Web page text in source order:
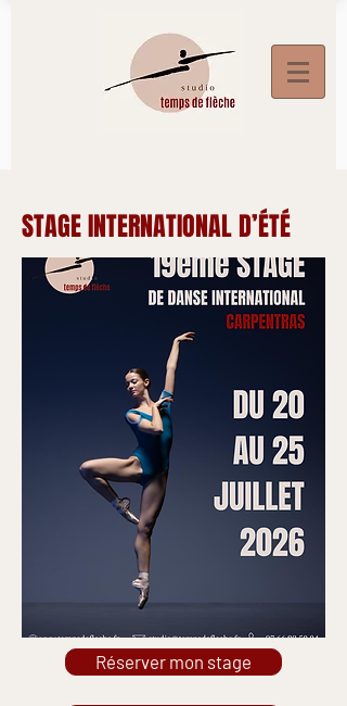
STAGE INTERNATIONAL D’ÉTÉ
Réserver mon stage